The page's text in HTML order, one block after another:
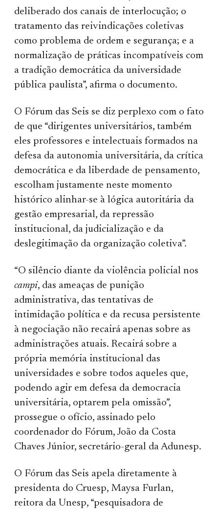
deliberado dos canais de interlocução; o
tratamento das reivindicações coletivas
como problema de ordem e segurança; e a
normalização de práticas incompatíveis com
a tradição democrática da universidade
pública paulista”, afirma o documento.
O Fórum das Seis se diz perplexo com o fato
de que “dirigentes universitários, também
eles professores e intelectuais formados na
defesa da autonomia universitária, da crítica
democrática e da liberdade de pensamento,
escolham justamente neste momento
histórico alinhar-se à lógica autoritária da
gestão empresarial, da repressão
institucional, da judicialização e da
deslegitimação da organização coletiva”.
“O silêncio diante da violência policial nos
campi, das ameaças de punição
administrativa, das tentativas de
intimidação política e da recusa persistente
à negociação não recairá apenas sobre as
administrações atuais. Recairá sobre a
própria memória institucional das
universidades e sobre todos aqueles que,
podendo agir em defesa da democracia
universitária, optarem pela omissão”,
prossegue o ofício, assinado pelo
coordenador do Fórum, João da Costa
Chaves Júnior, secretário-geral da Adunesp.
O Fórum das Seis apela diretamente à
presidenta do Cruesp, Maysa Furlan,
reitora da Unesp, “pesquisadora de